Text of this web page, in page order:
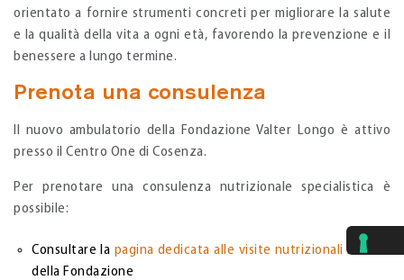
orientato a fornire strumenti concreti per migliorare la salute
e la qualità della vita a ogni età, favorendo la prevenzione e il
benessere a lungo termine.
Prenota una consulenza
Il nuovo ambulatorio della Fondazione Valter Longo è attivo
presso il Centro One di Cosenza.
Per prenotare una consulenza nutrizionale specialistica è
possibile:
Consultare la pagina dedicata alle visite nutrizionali sul sito
della Fondazione